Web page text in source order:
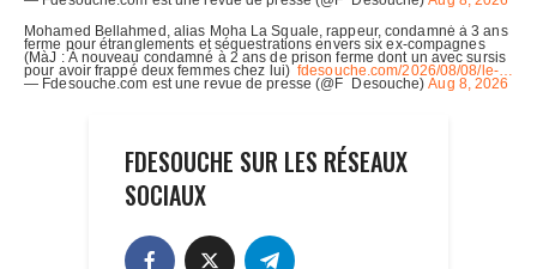
FDESOUCHE SUR LES RÉSEAUX
SOCIAUX